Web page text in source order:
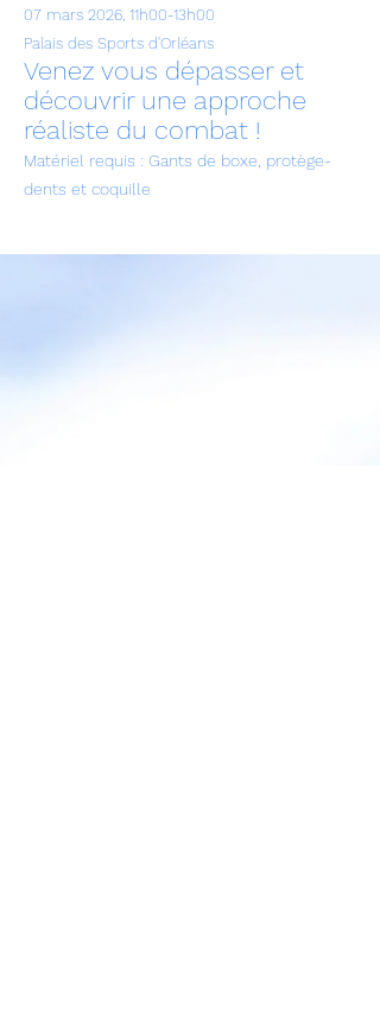
07 mars 2026, 11h00-13h00
Palais des Sports d'Orléans
Venez vous dépasser et
découvrir une approche
réaliste du combat !
Matériel requis : Gants de boxe, protège-
dents et coquille